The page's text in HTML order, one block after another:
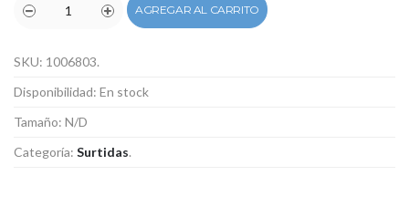
AGREGAR AL CARRITO
SKU: 1006803.
Disponibilidad: En stock
Tamaño: N/D
Categoría: Surtidas.